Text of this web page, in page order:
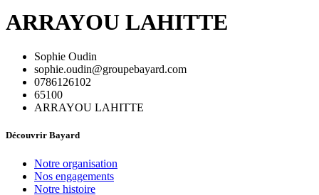
ARRAYOU LAHITTE
Sophie Oudin
sophie.oudin@groupebayard.com
0786126102
65100
ARRAYOU LAHITTE
Découvrir Bayard
Notre organisation
Nos engagements
Notre histoire